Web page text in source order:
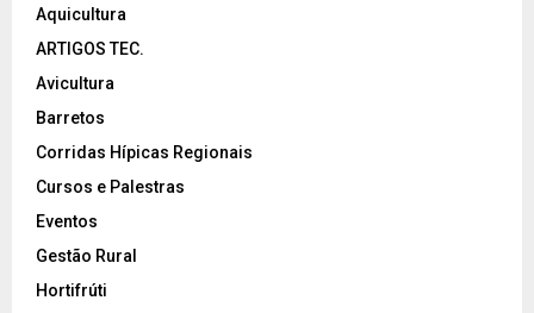
Aquicultura
ARTIGOS TEC.
Avicultura
Barretos
Corridas Hípicas Regionais
Cursos e Palestras
Eventos
Gestão Rural
Hortifrúti